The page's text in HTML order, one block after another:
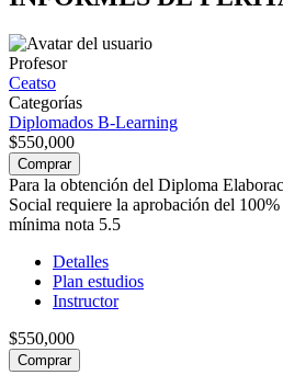
Profesor
Ceatso
Categorías
Diplomados B-Learning
$550,000
Comprar
Para la obtención del Diploma
Social requiere la aprobación del
mínima nota 5.5
Detalles
Plan estudios
Instructor
$550,000
Comprar